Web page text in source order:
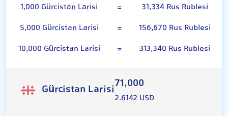
1,000 Gürcistan Larisi
=
31,334 Rus Rublesi
5,000 Gürcistan Larisi
=
156,670 Rus Rublesi
10,000 Gürcistan Larisi
= 313,340 Rus Rublesi
Gürcistan Larisi71,000
2.6142 USD